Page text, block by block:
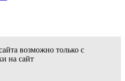
возможно только с
на сайт